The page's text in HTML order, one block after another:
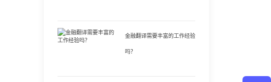
金融翻译需要丰富的工作经验
吗？